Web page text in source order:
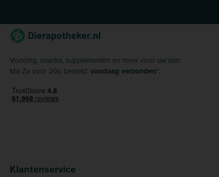
Voeding, snacks, supplementen en meer voor uw dier.
Ma-Za voor 20u besteld: vandaag verzonden*.
Klantenservice